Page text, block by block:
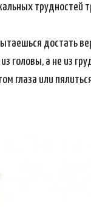
трудностей
достать
а не из
или